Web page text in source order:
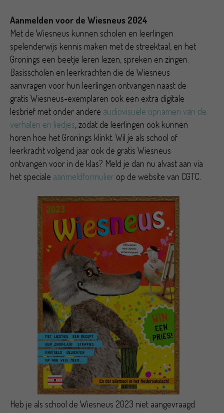
Aanmelden voor de Wiesneus 2024
Met de Wiesneus kunnen scholen en leerlingen
spelenderwijs kennis maken met de streektaal, en het
Gronings een beetje leren lezen, spreken en zingen.
Basisscholen en leerkrachten die de Wiesneus
aanvragen voor hun leerlingen ontvangen naast de
gratis Wiesneus-exemplaren ook een extra digitale
lesbrief met onder andere audiovisuele opnamen van de
verhalen en liedjes , zodat de leerlingen ook kunnen
horen hoe het Gronings klinkt. Wil je als school of
leerkracht volgend jaar ook de gratis Wiesneus
ontvangen voor in de klas? Meld je dan nu alvast aan via
het speciale aanmeldformulier op de website van CGTC.
Heb je als school de Wiesneus 2023 niet aangevraagd